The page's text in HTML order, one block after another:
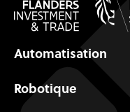
Automatisation
Robotique